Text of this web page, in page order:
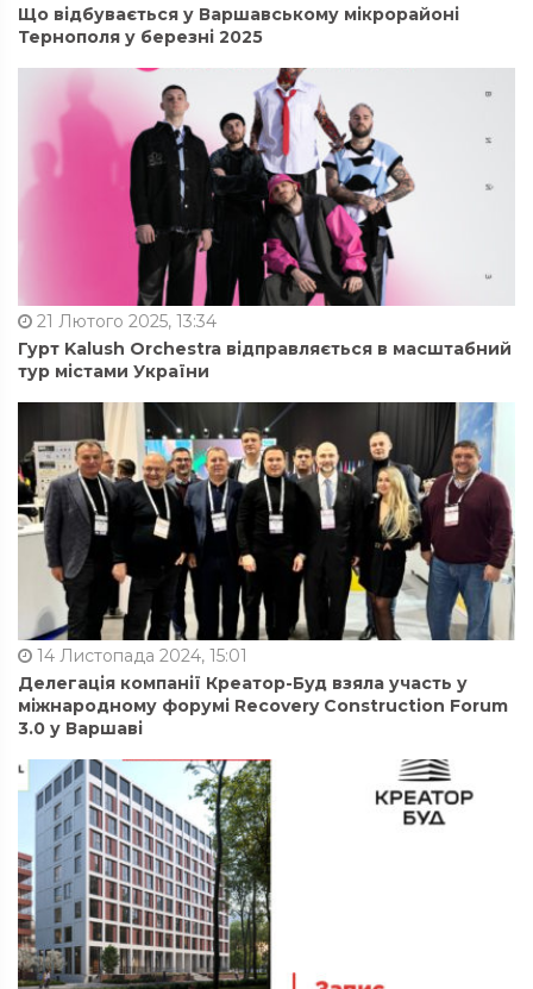
Що відбувається у Варшавському мікрорайоні
Тернополя у березні 2025
21 Лютого 2025, 13:34
Гурт Kalush Orchestra відправляється в масштабний
тур містами України
14 Листопада 2024, 15:01
Делегація компанії Креатор-Буд взяла участь у
міжнародному форумі Recovery Construction Forum
3.0 у Варшаві